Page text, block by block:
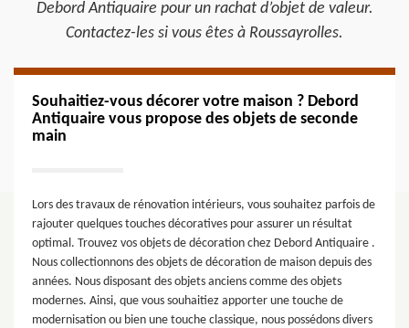
Debord Antiquaire pour un rachat d’objet de valeur.
Contactez-les si vous êtes à Roussayrolles.
Souhaitiez-vous décorer votre maison ? Debord
Antiquaire vous propose des objets de seconde
main
Lors des travaux de rénovation intérieurs, vous souhaitez parfois de
rajouter quelques touches décoratives pour assurer un résultat
optimal. Trouvez vos objets de décoration chez Debord Antiquaire .
Nous collectionnons des objets de décoration de maison depuis des
années. Nous disposant des objets anciens comme des objets
modernes. Ainsi, que vous souhaitiez apporter une touche de
modernisation ou bien une touche classique, nous possédons divers